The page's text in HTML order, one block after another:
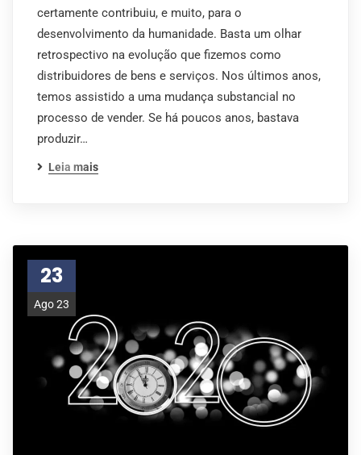
certamente contribuiu, e muito, para o
desenvolvimento da humanidade. Basta um olhar
retrospectivo na evolução que fizemos como
distribuidores de bens e serviços. Nos últimos anos,
temos assistido a uma mudança substancial no
processo de vender. Se há poucos anos, bastava
produzir…
Leia mais
23
Ago 23